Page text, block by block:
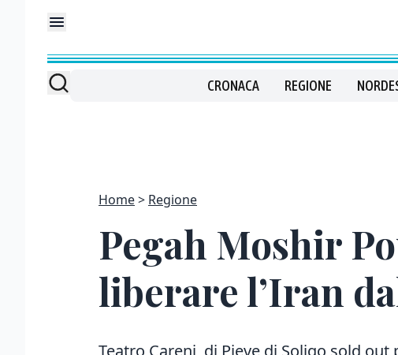
CRONACA REGIONE
Home Regione
Pegah Moshir
liberare l’Iran
Teatro Careni di Pieve di Soligo sold out